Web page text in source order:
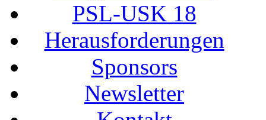
PSL-USK 18
Herausforderungen
Sponsors
Newsletter